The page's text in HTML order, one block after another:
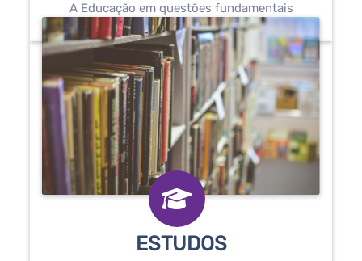
A Educação em questões fundamentais
ESTUDOS